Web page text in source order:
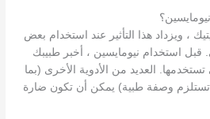
، ويزداد هذا التأثير عند استخدام بعض
قبل استخدام نيومايسين ، أخبر طبيبك
العديد من الأدوية الأخرى (بما
تستلزم وصفة طبية) يمكن أن تكون ضارة